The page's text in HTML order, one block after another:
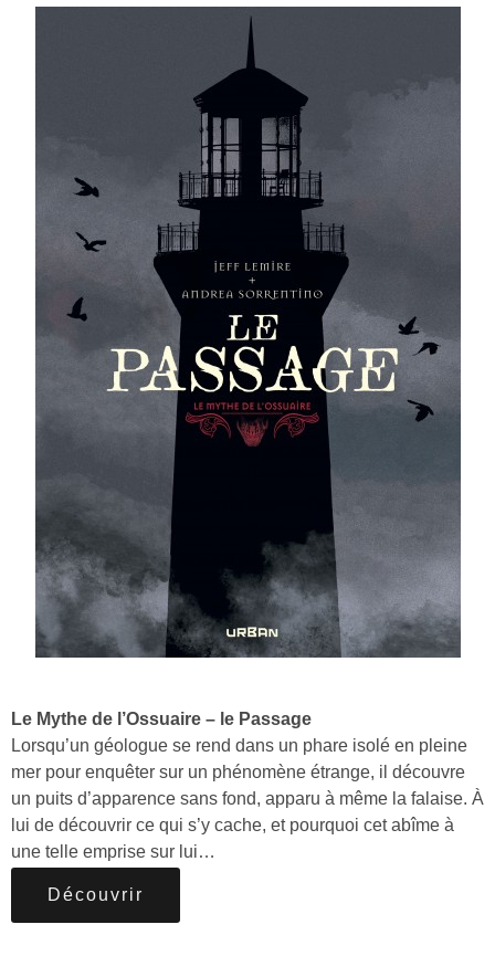
Le Mythe de l’Ossuaire – le Passage
Lorsqu’un géologue se rend dans un phare isolé en pleine
mer pour enquêter sur un phénomène étrange, il découvre
un puits d’apparence sans fond, apparu à même la falaise. À
lui de découvrir ce qui s’y cache, et pourquoi cet abîme à
une telle emprise sur lui…
Découvrir